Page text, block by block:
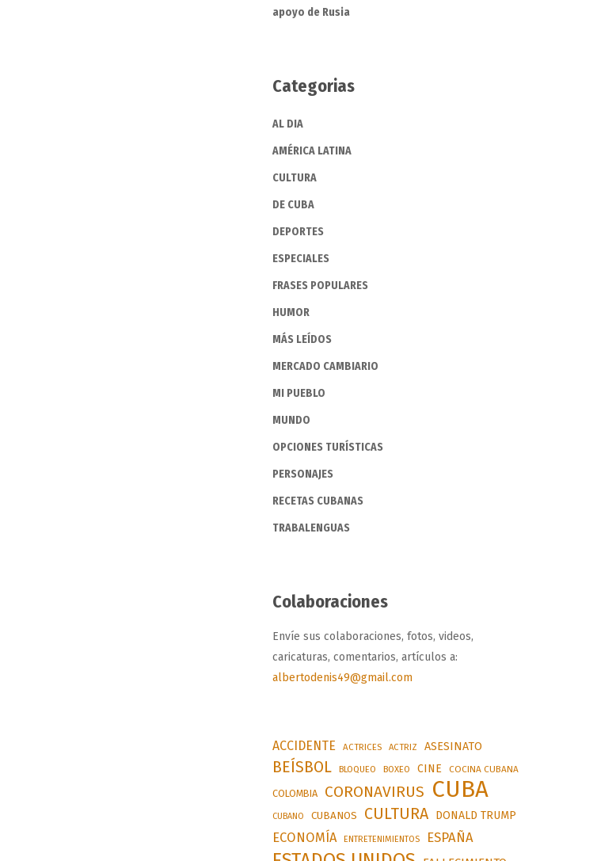
apoyo de Rusia
Categorias
AL DIA
AMÉRICA LATINA
CULTURA
DE CUBA
DEPORTES
ESPECIALES
FRASES POPULARES
HUMOR
MÁS LEÍDOS
MERCADO CAMBIARIO
MI PUEBLO
MUNDO
OPCIONES TURÍSTICAS
PERSONAJES
RECETAS CUBANAS
TRABALENGUAS
Colaboraciones
Envíe sus colaboraciones, fotos, videos,
caricaturas, comentarios, artículos a:
albertodenis49@gmail.com
ACCIDENTE ACTRICES ACTRIZ ASESINATO
BEÍSBOL BLOQUEO BOXEO CINE COCINA CUBANA
COLOMBIA CORONAVIRUS CUBA
CUBANO CUBANOS CULTURA DONALD TRUMP
ECONOMÍA ENTRETENIMIENTOS ESPAÑA